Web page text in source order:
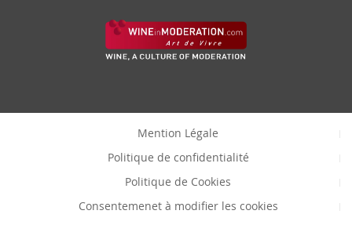
Mention Légale
Politique de confidentialité
Politique de Cookies
Consentemenet à modifier les cookies